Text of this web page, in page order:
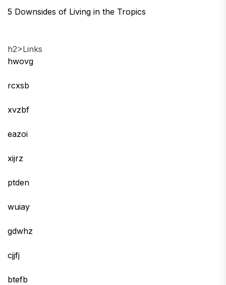
5 Downsides of Living in the Tropics
h2>Links
hwovg
rcxsb
xvzbf
eazoi
xijrz
ptden
wuiay
gdwhz
cjjfj
btefb